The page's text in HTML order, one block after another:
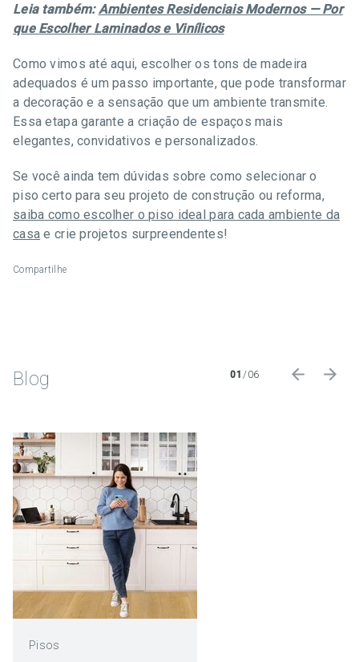
Leia também:Ambientes Residenciais Modernos — Por
que Escolher Laminados e Vinílicos
Como vimos até aqui, escolher os tons de madeira
adequados é um passo importante, que pode transformar
a decoração e a sensação que um ambiente transmite.
Essa etapa garante a criação de espaços mais
elegantes, convidativos e personalizados.
Se você ainda tem dúvidas sobre como selecionar o
piso certo para seu projeto de construção ou reforma,
saiba como escolher o piso ideal para cada ambiente da
casa e crie projetos surpreendentes!
Compartilhe
Blog 01 /06
Pisos